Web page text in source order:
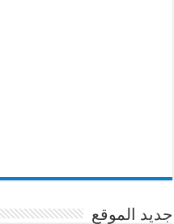
جديد الموقع